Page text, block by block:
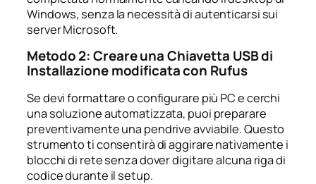
Windows, senza la necessità di autenticarsi sui
server Microsoft.
Metodo 2: Creare una Chiavetta USB di
Installazione modificata con Rufus
Se devi formattare o configurare più PC e cerchi
una soluzione automatizzata, puoi preparare
preventivamente una pendrive avviabile. Questo
strumento ti consentirà di aggirare nativamente i
blocchi di rete senza dover digitare alcuna riga di
codice durante il setup.